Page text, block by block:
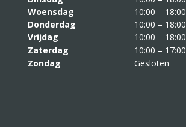
Woensdag
10:00 – 18:00
Donderdag
10:00 – 18:00
Vrijdag
10:00 – 18:00
Zaterdag
10:00 – 17:00
Zondag
Gesloten